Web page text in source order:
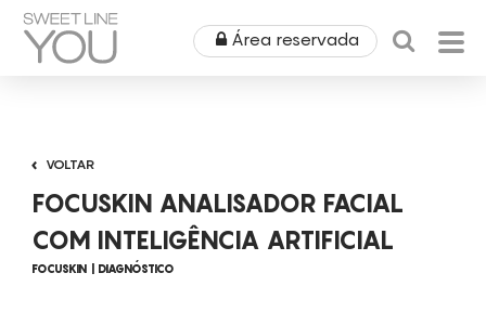
Área reservada
PRODUTOS
VOLTAR
FOCUSKIN ANALISADOR FACIAL
COM INTELIGÊNCIA ARTIFICIAL
FOCUSKIN DIAGNÓSTICO